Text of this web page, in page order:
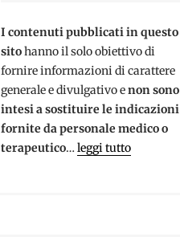
I contenuti pubblicati in questo
sitohanno il solo obiettivo di
fornire informazioni di carattere
generale e divulgativo enon sono
intesi a sostituire le indicazioni
fornite da personale medico o
terapeutico… leggi tutto